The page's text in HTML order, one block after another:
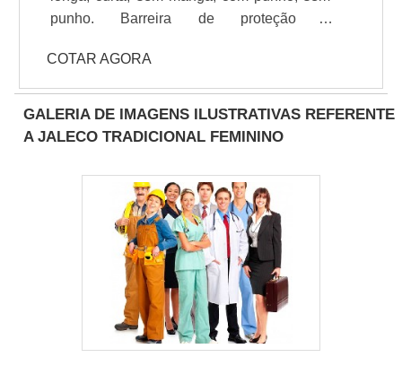
punho. Barreira de proteção a
e polietileno, material leve e versátil, com
resistência.
COTAR AGORA
GALERIA DE IMAGENS ILUSTRATIVAS REFERENTE
A JALECO TRADICIONAL FEMININO